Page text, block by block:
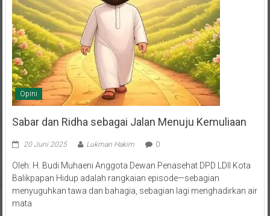
Opini
Sabar dan Ridha sebagai Jalan Menuju Kemuliaan
Balikpapan Hidup adalah rangkaian episode—sebagian
menyuguhkan tawa dan bahagia, sebagian lagi menghadirkan air
mata